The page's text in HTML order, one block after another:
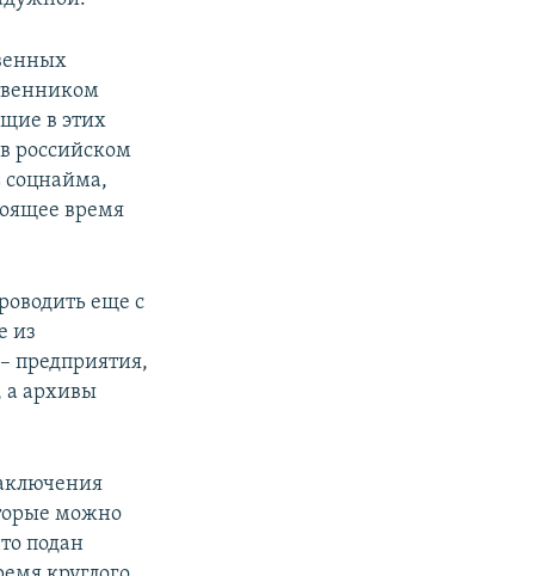
в этих
российском
соцнайма,
время
еще с
из
предприятия,
а архивы
можно
подан